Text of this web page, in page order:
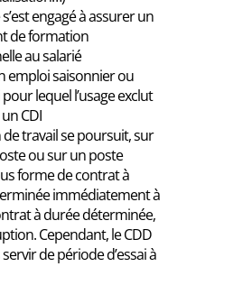
engagé à assurer un
de formation
au salarié
emploi saisonnier ou
lequel l’usage exclut
CDI
de travail se poursuit, sur
ou sur un poste
forme de contrat à
immédiatement à
à durée déterminée,
Cependant, le CDD
de période d’essai à